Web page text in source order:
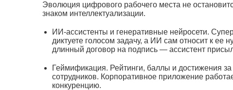
Эволюция цифрового рабочего места не
знаком интеллектуализации.
ИИ-ассистенты и генеративные нейросети.
диктуете голосом задачу, а ИИ сам относит к ее
длинный договор на подпись — ассистент
Геймификация. Рейтинги, баллы и достижения
сотрудников. Корпоративное приложение
конкуренцию.